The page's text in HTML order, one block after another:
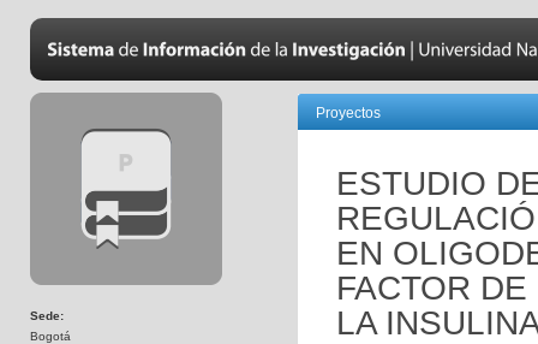
Sede:
Bogotá
Proyectos
ESTUDIO
EN
FACTOR
LA